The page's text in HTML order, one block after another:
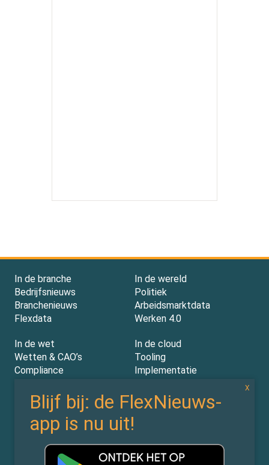
In de branche
Bedrijfsnieuws
Branchenieuws
Flexdata
In de wereld
Politiek
Arbeidsmarktdata
Werken 4.0
In de wet
Wetten & CAO’s
Compliance
In de cloud
Tooling
Implementatie
Experts
Partners
Vacatures
Nieuwsbrief
Privacy Statement